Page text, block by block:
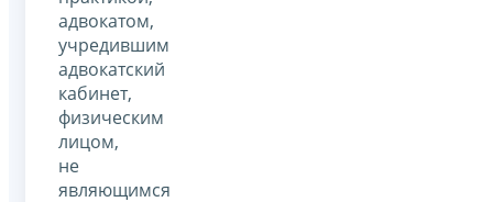
адвокатом,
учредившим
адвокатский
кабинет,
физическим
лицом,
не
являющимся